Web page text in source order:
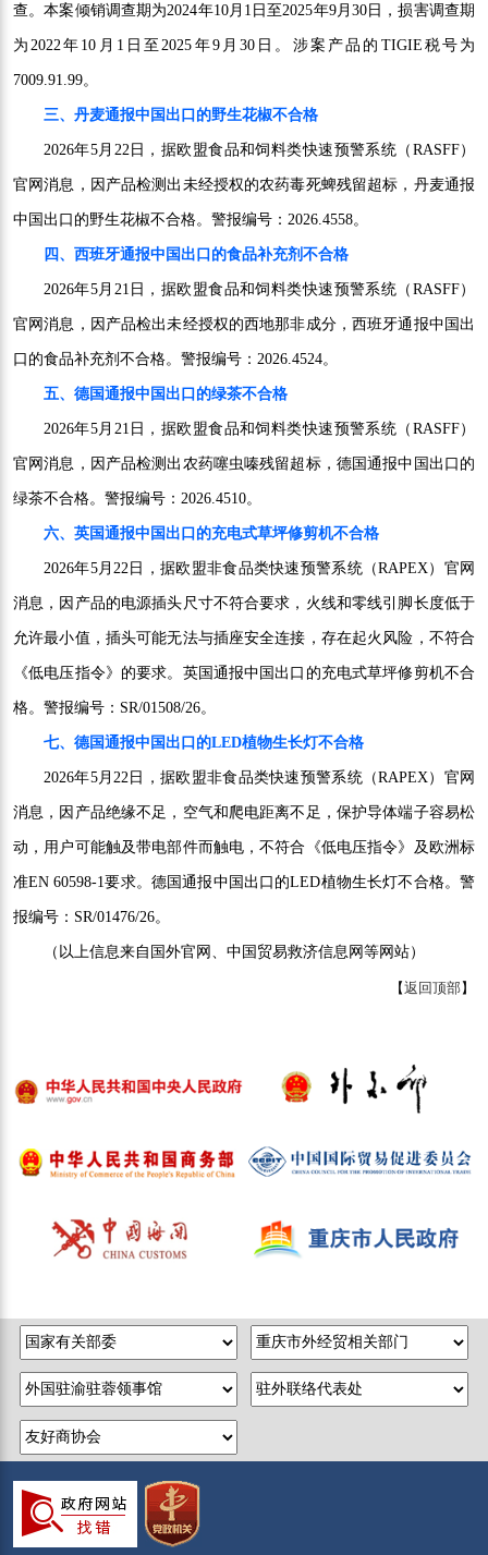
查。本案倾销调查期为2024年10月1日至2025年9月30日，损害调查期
为2022年10月1日至2025年9月30日。涉案产品的TIGIE税号为
7009.91.99。
三、丹麦通报中国出口的野生花椒不合格
2026年5月22日，据欧盟食品和饲料类快速预警系统（RASFF）
官网消息，因产品检测出未经授权的农药毒死蜱残留超标，丹麦通报
中国出口的野生花椒不合格。警报编号：2026.4558。
四、西班牙通报中国出口的食品补充剂不合格
2026年5月21日，据欧盟食品和饲料类快速预警系统（RASFF）
官网消息，因产品检出未经授权的西地那非成分，西班牙通报中国出
口的食品补充剂不合格。警报编号：2026.4524。
五、德国通报中国出口的绿茶不合格
2026年5月21日，据欧盟食品和饲料类快速预警系统（RASFF）
官网消息，因产品检测出农药噻虫嗪残留超标，德国通报中国出口的
绿茶不合格。警报编号：2026.4510。
六、英国通报中国出口的充电式草坪修剪机不合格
2026年5月22日，据欧盟非食品类快速预警系统（RAPEX）官网
消息，因产品的电源插头尺寸不符合要求，火线和零线引脚长度低于
允许最小值，插头可能无法与插座安全连接，存在起火风险，不符合
《低电压指令》的要求。英国通报中国出口的充电式草坪修剪机不合
格。警报编号：SR/01508/26。
七、德国通报中国出口的LED植物生长灯不合格
2026年5月22日，据欧盟非食品类快速预警系统（RAPEX）官网
消息，因产品绝缘不足，空气和爬电距离不足，保护导体端子容易松
动，用户可能触及带电部件而触电，不符合《低电压指令》及欧洲标
准EN 60598-1要求。德国通报中国出口的LED植物生长灯不合格。警
报编号：SR/01476/26。
（以上信息来自国外官网、中国贸易救济信息网等网站）
【返回顶部】